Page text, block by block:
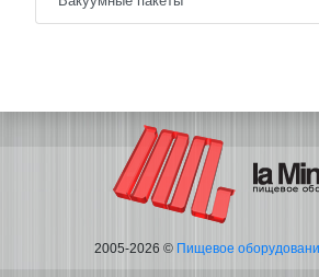
2005-2026 © Пищевое